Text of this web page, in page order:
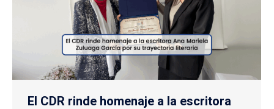
El CDR rinde homenaje a la escritora